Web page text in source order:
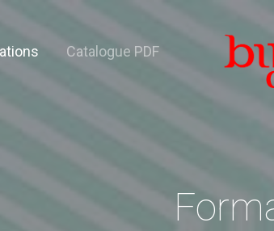
Catalogue PDF